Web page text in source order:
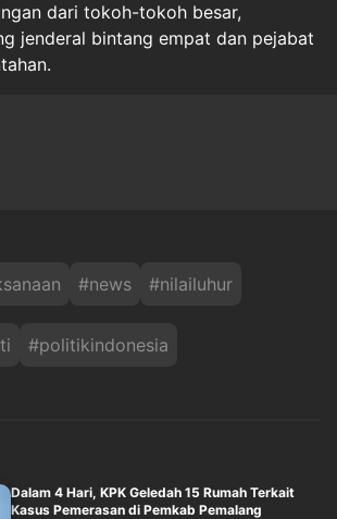
dari tokoh-tokoh besar,
jenderal bintang empat dan pejabat
#news #nilailuhur
#politikindonesia
Dalam 4 Hari, KPK Geledah 15 Rumah Terkait
Kasus Pemerasan di Pemkab Pemalang